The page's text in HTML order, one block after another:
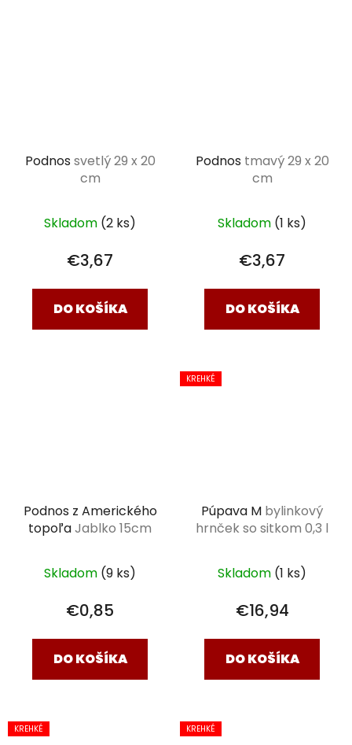
Podnos svetlý 29 x 20
cm
Skladom (2 ks)
€3,67
DO KOŠÍKA
Podnos tmavý 29 x 20
cm
Skladom (1 ks)
€3,67
DO KOŠÍKA
Podnos z Amerického
topoľaJablko 15cm
Skladom (9 ks)
€0,85
DO KOŠÍKA
KREHKÉ
Púpava M bylinkový
hrnček so sitkom 0,3 l
Skladom (1 ks)
€16,94
DO KOŠÍKA
KREHKÉ KREHKÉ